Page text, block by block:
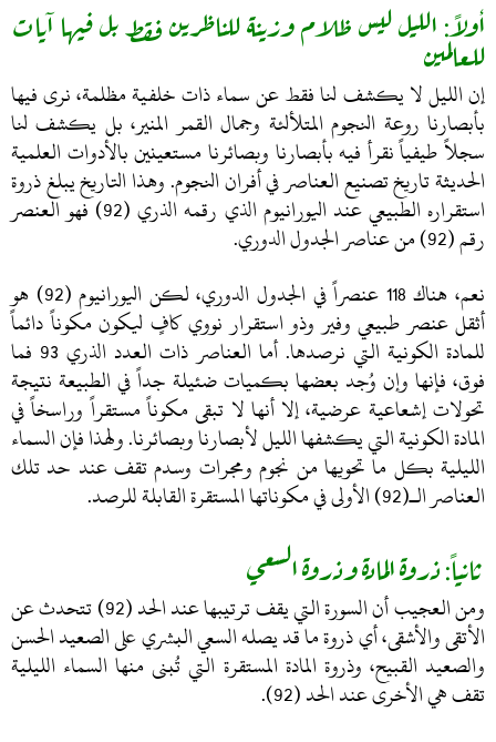
أولاً: الليل ليس ظلام وزينة للناظرين فقط بل فيها آيات
للعالمين
إن الليل لا يكشف لنا فقط عن سماء ذات خلفية مظلمة، نرى فيها
بأبصارنا روعة النجوم المتلألئة وجمال القمر المنير، بل يكشف لنا
سجلاً طيفياً نقرأ فيه بأبصارنا وبصائرنا مستعينين بالأدوات العلمية
الحديثة تاريخ تصنيع العناصر في أفران النجوم. وهذا التاريخ يبلغ ذروة
استقراره الطبيعي عند اليورانيوم الذي رقمه الذري (92) فهو العنصر
رقم (92) من عناصر الجدول الدوري.
نعم، هناك 118 عنصراً في الجدول الدوري، لكن اليورانيوم (92) هو
أثقل عنصر طبيعي وفير وذو استقرار نووي كافٍ ليكون مكوناً دائماً
للمادة الكونية التي نرصدها. أما العناصر ذات العدد الذري 93 فما
فوق، فإنها وإن وُجد بعضها بكميات ضئيلة جداً في الطبيعة نتيجة
تحولات إشعاعية عرضية، إلا أنها لا تبقى مكوناً مستقراً وراسخاً في
المادة الكونية التي يكشفها الليل لأبصارنا وبصائرنا. ولهذا فإن السماء
الليلية بكل ما تحويها من نجوم ومجرات وسدم تقف عند حد تلك
العناصر الـ(92) الأولى في مكوناتها المستقرة القابلة للرصد.
ثانياً: ذروة المادة وذروة السعي
ومن العجيب أن السورة التي يقف ترتيبها عند الحد (92) تتحدث عن
الأتقى والأشقى، أي ذروة ما قد يصله السعي البشري على الصعيد الحسن
والصعيد القبيح، وذروة المادة المستقرة التي تُبنى منها السماء الليلية
تقف هي الأخرى عند الحد (92).